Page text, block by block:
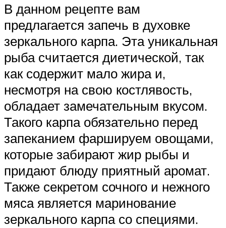
В данном рецепте вам
предлагается запечь в духовке
зеркального карпа. Эта уникальная
рыба считается диетической, так
как содержит мало жира и,
несмотря на свою костлявость,
обладает замечательным вкусом.
Такого карпа обязательно перед
запеканием фаршируем овощами,
которые забирают жир рыбы и
придают блюду приятный аромат.
Также секретом сочного и нежного
мяса является маринование
зеркального карпа со специями.